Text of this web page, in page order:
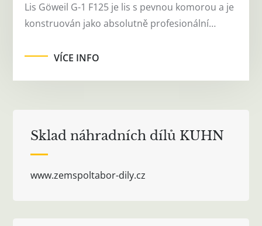
Lis Göweil G-1 F125 je lis s pevnou komorou a je
konstruován jako absolutně profesionální…
VÍCE INFO
Sklad náhradních dílů KUHN
www.zemspoltabor-dily.cz